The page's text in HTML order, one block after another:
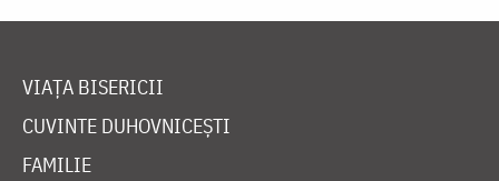
VIAȚA BISERICII
CUVINTE DUHOVNICEȘTI
FAMILIE